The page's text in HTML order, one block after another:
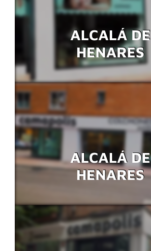
ALCALÁ DE
HENARES
ALCALÁ DE
HENARES